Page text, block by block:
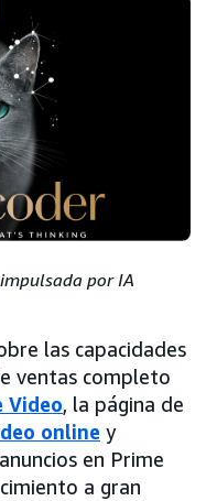
por IA
las capacidades
ventas completo
Video, la página de
online y
en Prime
a gran